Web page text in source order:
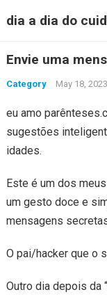
dia a dia do
Envie uma
Category May 18, 2023
eu amo
sugestões
idades.
Este é um dos
um gesto doce e
mensagens
O pai/hacker que o
Outro dia depois da